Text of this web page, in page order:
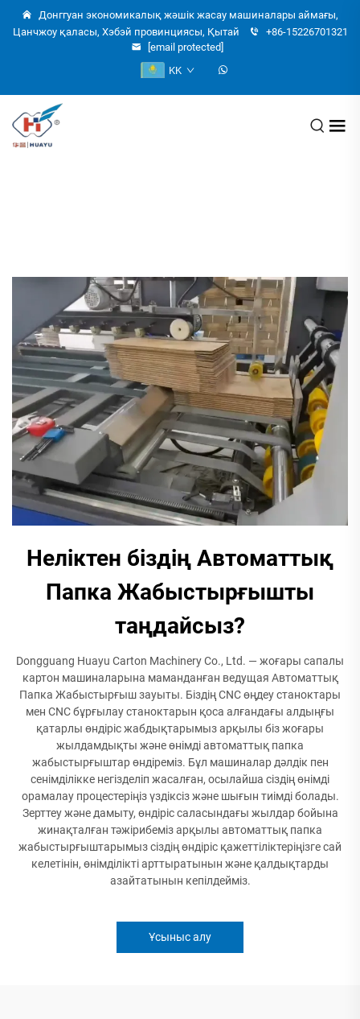
Донггуан экономикалық жәшік жасау машиналары аймағы,
Цанчжоу қаласы, Хэбэй провинциясы, Қытай
+86-15226701321
[email protected]
KK
Неліктен біздің Автоматтық
Папка Жабыстырғышты
таңдайсыз?
Dongguang Huayu Carton Machinery Co., Ltd. — жоғары сапалы
картон машиналарына маманданған ведущая Автоматтық
Папка Жабыстырғыш зауыты. Біздің CNC өңдеу станоктары
мен CNC бұрғылау станоктарын қоса алғандағы алдыңғы
қатарлы өндіріс жабдықтарымыз арқылы біз жоғары
жылдамдықты және өнімді автоматтық папка
жабыстырғыштар өндіреміз. Бұл машиналар дәлдік пен
сенімділікке негізделіп жасалған, осылайша сіздің өнімді
орамалау процестеріңіз үздіксіз және шығын тиімді болады.
Зерттеу және дамыту, өндіріс саласындағы жылдар бойына
жинақталған тәжірибеміз арқылы автоматтық папка
жабыстырғыштарымыз сіздің өндіріс қажеттіліктеріңізге сай
келетінін, өнімділікті арттыратынын және қалдықтарды
азайтатынын кепілдейміз.
Ұсыныс алу